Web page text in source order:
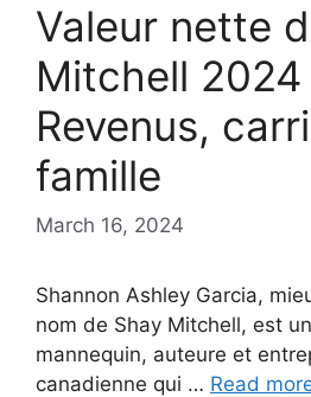
Valeur nette
Mitchell 2024 |
Revenus,
famille
March 16, 2024
Shannon Ashley Garcia,
nom de Shay Mitchell, est
mannequin, auteure et
canadienne qui … Read